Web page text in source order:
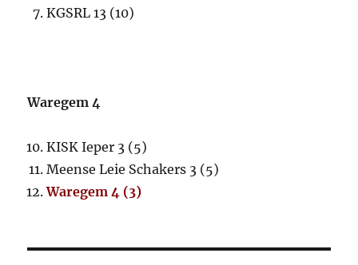
KGSRL 13 (10)
Waregem 4
KISK Ieper 3 (5)
Meense Leie Schakers 3 (5)
Waregem 4 (3)